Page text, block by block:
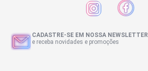
CADASTRE-SE EM NOSSA NEWSLETTER
e receba novidades e promoções